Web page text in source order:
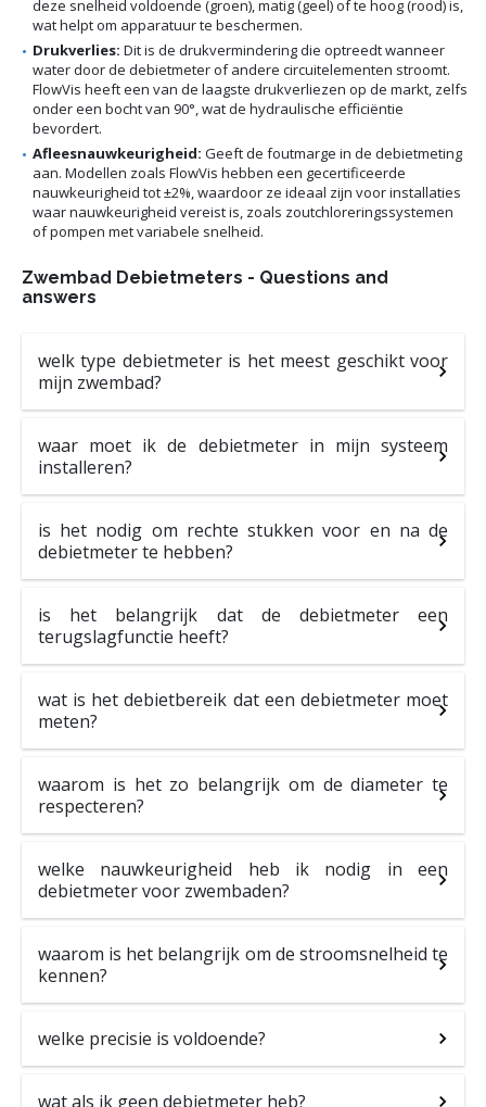
deze snelheid voldoende (groen), matig (geel) of te hoog (rood) is,
wat helpt om apparatuur te beschermen.
Drukverlies: Dit is de drukvermindering die optreedt wanneer
water door de debietmeter of andere circuitelementen stroomt.
FlowVis heeft een van de laagste drukverliezen op de markt, zelfs
onder een bocht van 90°, wat de hydraulische efficiëntie
bevordert.
Afleesnauwkeurigheid: Geeft de foutmarge in de debietmeting
aan. Modellen zoals FlowVis hebben een gecertificeerde
nauwkeurigheid tot ±2%, waardoor ze ideaal zijn voor installaties
waar nauwkeurigheid vereist is, zoals zoutchloreringssystemen
of pompen met variabele snelheid.
Zwembad Debietmeters - Questions and
answers
welk type debietmeter is het meest geschikt voor
mijn zwembad?
waar moet ik de debietmeter in mijn systeem
installeren?
is het nodig om rechte stukken voor en na de
debietmeter te hebben?
is het belangrijk dat de debietmeter een
terugslagfunctie heeft?
wat is het debietbereik dat een debietmeter moet
meten?
waarom is het zo belangrijk om de diameter te
respecteren?
welke nauwkeurigheid heb ik nodig in een
debietmeter voor zwembaden?
waarom is het belangrijk om de stroomsnelheid te
kennen?
welke precisie is voldoende?
wat als ik geen debietmeter heb?